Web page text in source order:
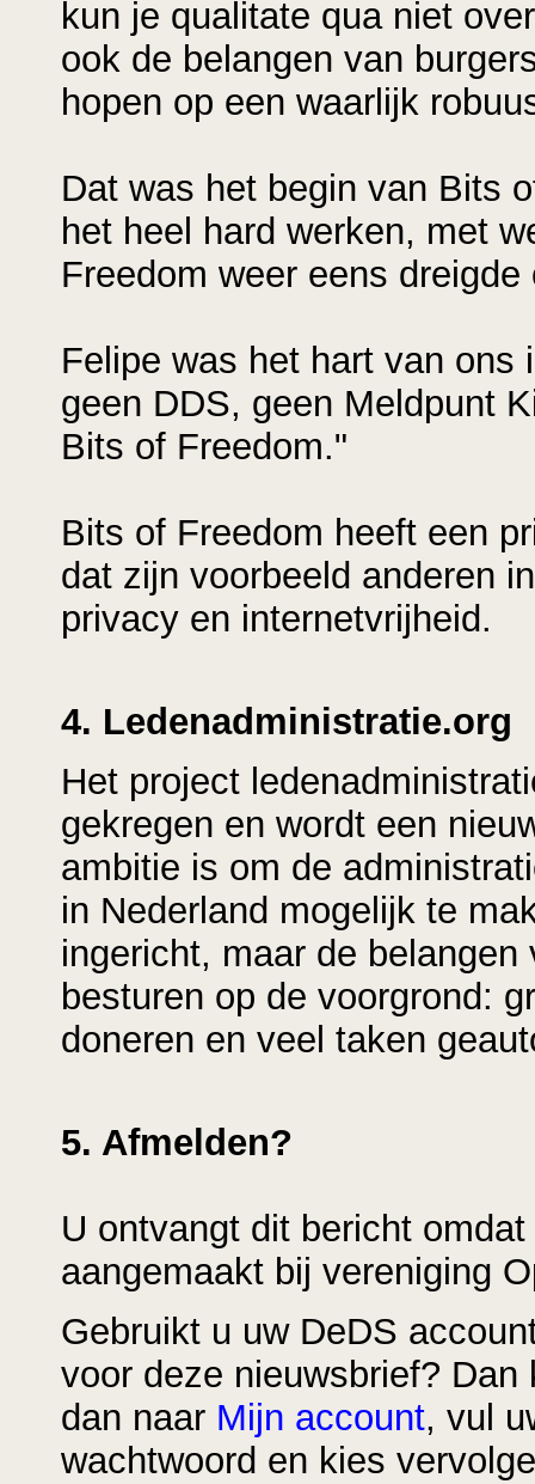
kun je qualitate qua niet
ook de belangen van
hopen op een waarlijk
Dat was het begin van Bits
het heel hard werken, met
Freedom weer eens
Felipe was het hart van ons
geen DDS, geen Meldpunt
Bits of Freedom."
Bits of Freedom heeft een
dat zijn voorbeeld anderen
privacy en internetvrijheid.
4. Ledenadministratie.org
Het project
gekregen en wordt een
ambitie is om de
in Nederland mogelijk te
ingericht, maar de
besturen op de voorgrond:
doneren en veel taken
5. Afmelden?
U ontvangt dit bericht
aangemaakt bij vereniging
Gebruikt u uw DeDS
voor deze nieuwsbrief?
dan naar Mijn account, vul
wachtwoord en kies